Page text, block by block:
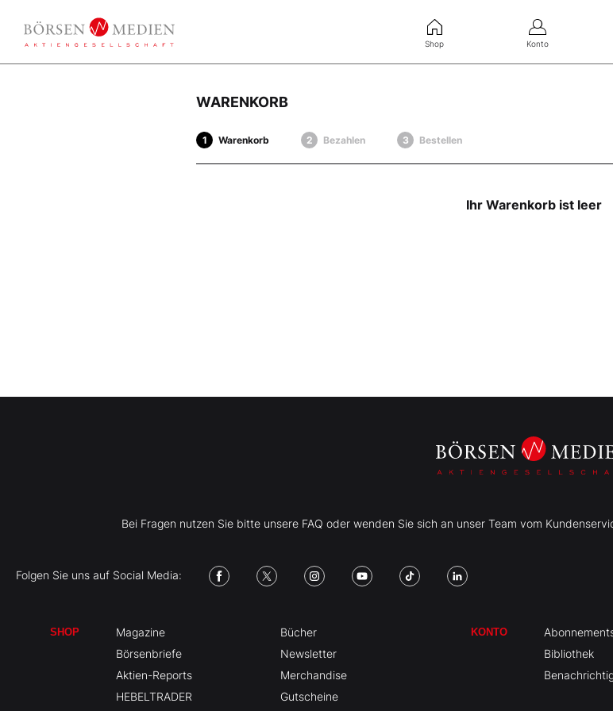
Shop Konto
WARENKORB
Warenkorb Bezahlen Bestellen
Ihr Warenkorb ist leer
Bei Fragen nutzen Sie bitte unsere FAQ oder wenden Sie sich an unser Team vom
Folgen Sie uns auf Social Media:
SHOP
Magazine
Börsenbriefe
Aktien-Reports
HEBELTRADER
Bücher
Newsletter
Merchandise
Gutscheine
KONTO
Bibliothek